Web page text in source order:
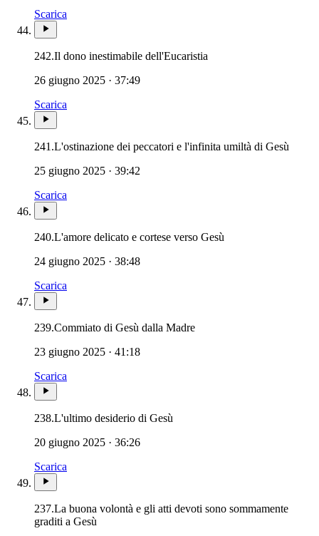
Scarica
242.Il dono inestimabile dell'Eucaristia
26 giugno 2025 · 37:49
Scarica
241.L'ostinazione dei peccatori e l'infinita umiltà di Gesù
25 giugno 2025 · 39:42
Scarica
240.L'amore delicato e cortese verso Gesù
24 giugno 2025 · 38:48
Scarica
239.Commiato di Gesù dalla Madre
23 giugno 2025 · 41:18
Scarica
238.L'ultimo desiderio di Gesù
20 giugno 2025 · 36:26
Scarica
237.La buona volontà e gli atti devoti sono sommamente
graditi a Gesù